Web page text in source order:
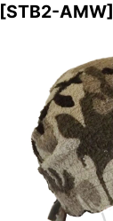
[STB2-AMW]